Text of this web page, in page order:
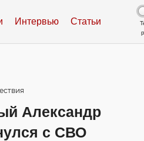
Интервью Статьи
Александр
с СВО